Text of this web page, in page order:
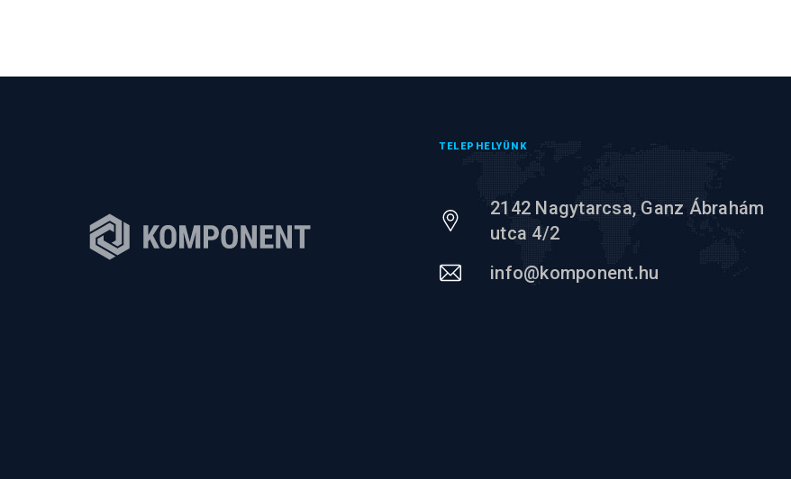
TELEPHELYÜNK
2142 Nagytarcsa, Ganz Ábrahám
utca 4/2
info@komponent.hu